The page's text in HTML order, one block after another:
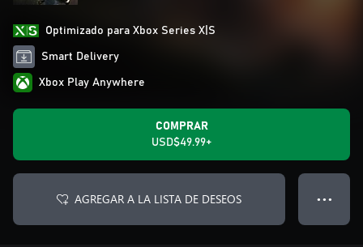
Optimizado para Xbox Series X|S
Smart Delivery
Xbox Play Anywhere
COMPRAR
USD$49.99+
AGREGAR A LA LISTA DE DESEOS ● ● ●